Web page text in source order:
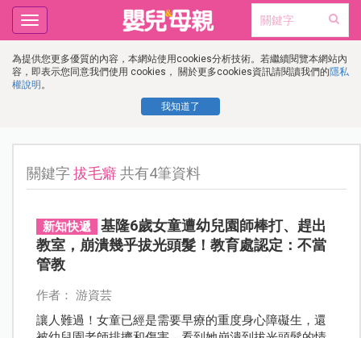
為提供您更多優質的內容，本網站使用cookies分析技術。若繼續閱覽本網站內
容，即表示您同意我們使用 cookies， 關於更多cookies資訊請閱讀我們的隱私
權說明 。
我知道了
Toggle
navigation
關鍵字拔毛癖共有4筆資料
新知快遞
基隆6歲女童遭幼兒園師棒打、趕出
教室，崩潰幾乎拔光頭髮！教育處認定：不當
管教
作者： 游資芸
讓人難過！女童已經是需要早療的重度身心障礙生，還